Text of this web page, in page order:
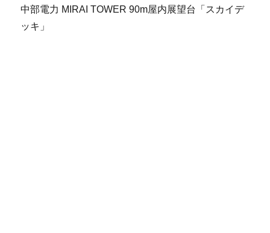
中部電力 MIRAI TOWER 90m屋内展望台「スカイデ
ッキ」